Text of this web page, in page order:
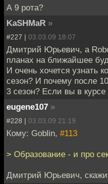
А 9 рота?
KaSHMaR »
#227 | 03.03.09 18:07
Дмитрий Юрьевич, а
планах на ближайшее
И очень хочется узнать
сезон? И почему после
3 сезон? Если вы в
eugene107 »
#228 | 03.03.09 21:19
Кому: Goblin, #113
> Образование - и про
Дмитрий Юрьевич,